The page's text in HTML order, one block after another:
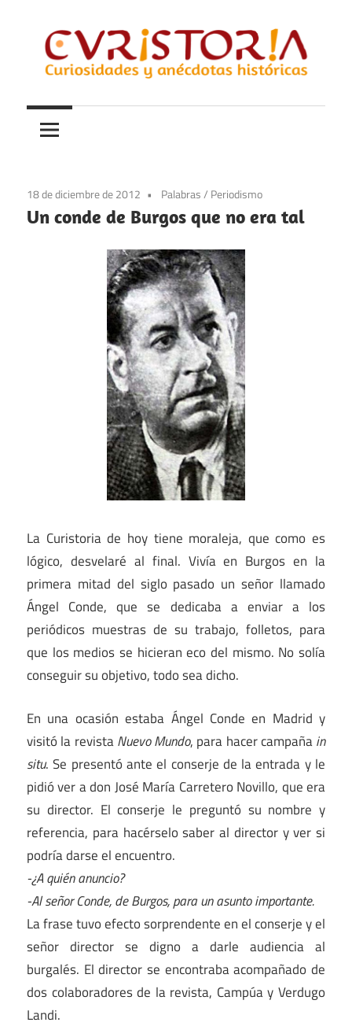
contenido
Curistoria
y
anécdotas
historia
18 de diciembre de 2012 Palabras/ Periodismo
Un conde de Burgos que no era tal
La Curistoria de hoy tiene moraleja, que como es
lógico, desvelaré al final. Vivía en Burgos en la
primera mitad del siglo pasado un señor llamado
Ángel Conde, que se dedicaba a enviar a los
periódicos muestras de su trabajo, folletos, para
que los medios se hicieran eco del mismo. No solía
conseguir su objetivo, todo sea dicho.
En una ocasión estaba Ángel Conde en Madrid y
visitó la revistaNuevo Mundo, para hacer campañain
situ. Se presentó ante el conserje de la entrada y le
pidió ver a don José María Carretero Novillo, que era
su director. El conserje le preguntó su nombre y
referencia, para hacérselo saber al director y ver si
podría darse el encuentro.
-¿A quién anuncio?
-Al señor Conde, de Burgos, para un asunto importante.
La frase tuvo efecto sorprendente en el conserje y el
señor director se digno a darle audiencia al
burgalés. El director se encontraba acompañado de
dos colaboradores de la revista, Campúa y Verdugo
Landi.